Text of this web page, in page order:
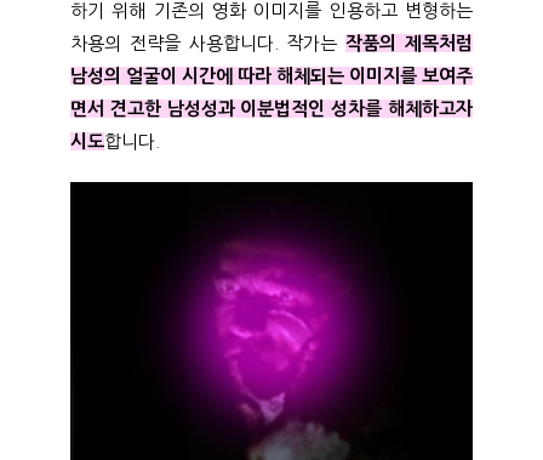
하기 위해 기존의 영화 이미지를 인용하고 변형하는
차용의 전략을 사용합니다. 작가는작품의 제목처럼
남성의 얼굴이 시간에 따라 해체되는 이미지를 보여주
면서 견고한 남성성과 이분법적인 성차를 해체하고자
시도합니다.